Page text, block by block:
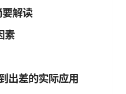
解读
素
出差的实际应用